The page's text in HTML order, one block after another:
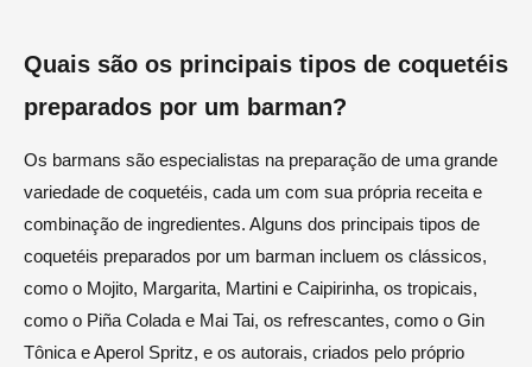
Quais são os principais tipos de coquetéis
preparados por um barman?
Os barmans são especialistas na preparação de uma grande
variedade de coquetéis, cada um com sua própria receita e
combinação de ingredientes. Alguns dos principais tipos de
coquetéis preparados por um barman incluem os clássicos,
como o Mojito, Margarita, Martini e Caipirinha, os tropicais,
como o Piña Colada e Mai Tai, os refrescantes, como o Gin
Tônica e Aperol Spritz, e os autorais, criados pelo próprio